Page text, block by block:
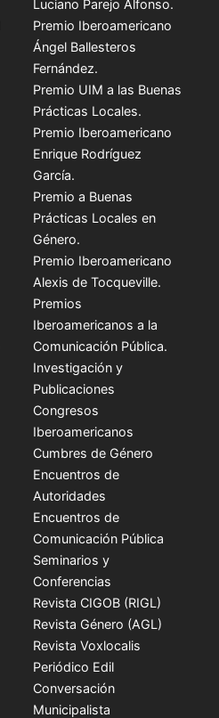
Luciano Parejo Alfonso.
Premio Iberoamericano
Ángel Ballesteros
Fernández.
Premio UIM a las Buenas
Prácticas Locales.
Premio Iberoamericano
Enrique Rodríguez
García.
Premio a Buenas
Prácticas Locales en
Género.
Premio Iberoamericano
Alexis de Tocqueville.
Premios
Iberoamericanos a la
Comunicación Pública.
Investigación y
Publicaciones
Congresos
Iberoamericanos
Cumbres de Género
Encuentros de
Autoridades
Encuentros de
Comunicación Pública
Seminarios y
Conferencias
Revista CIGOB (RIGL)
Revista Género (AGL)
Revista Voxlocalis
Periódico Edil
Conversación
Municipalista